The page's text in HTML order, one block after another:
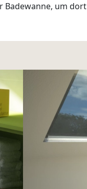
Badewanne, um